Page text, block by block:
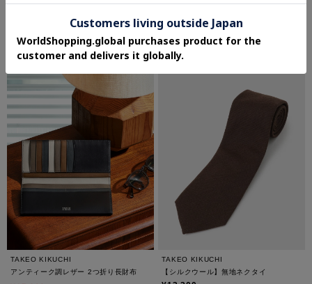
40%OFF
さらに10%OFF
TAKEO KIKUCHI
アンティーク調レザー 2つ折り長財布
TAKEO KIKUCHI
【シルクウール】無地ネクタイ